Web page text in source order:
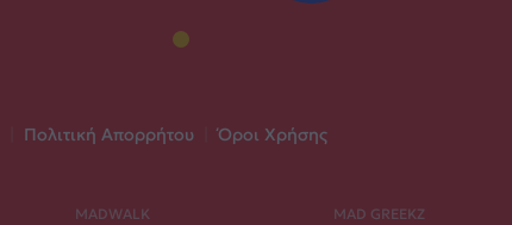
Πολιτική Απορρήτου Όροι Χρήσης
MADWALK MAD GREEKZ